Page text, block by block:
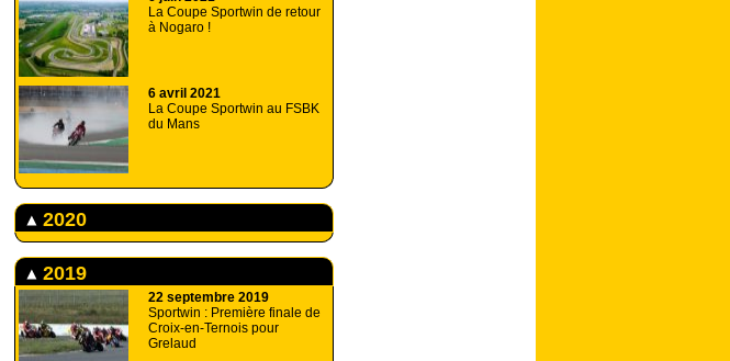
La Coupe Sportwin de retour
à Nogaro !
6 avril 2021
La Coupe Sportwin au FSBK
du Mans
2020
2019
22 septembre 2019
Sportwin : Première finale de
Croix-en-Ternois pour
Grelaud